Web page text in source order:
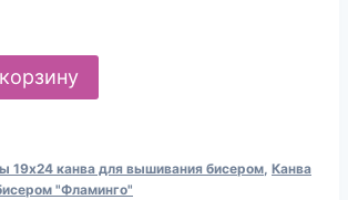
19х24 канва для вышивания бисером Канва
"Фламинго"